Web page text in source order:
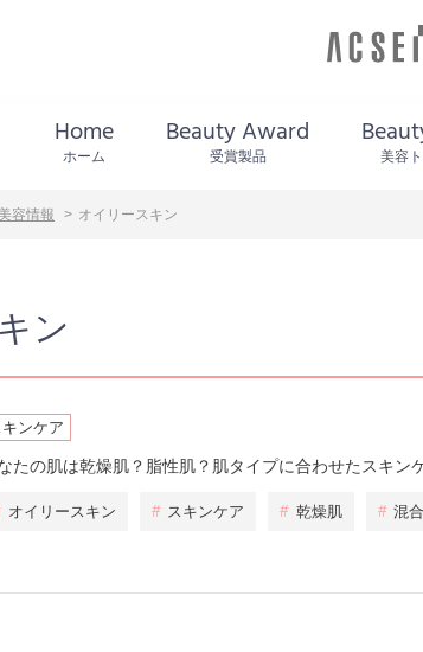
Home
ホーム
Beauty Award
受賞製品 美容
美容情報 オイリースキン
ン
キンケア
たの肌は乾燥肌？脂性肌？肌タイプに合わせたスキン
オイリースキン # スキンケア # 乾燥肌 # 混